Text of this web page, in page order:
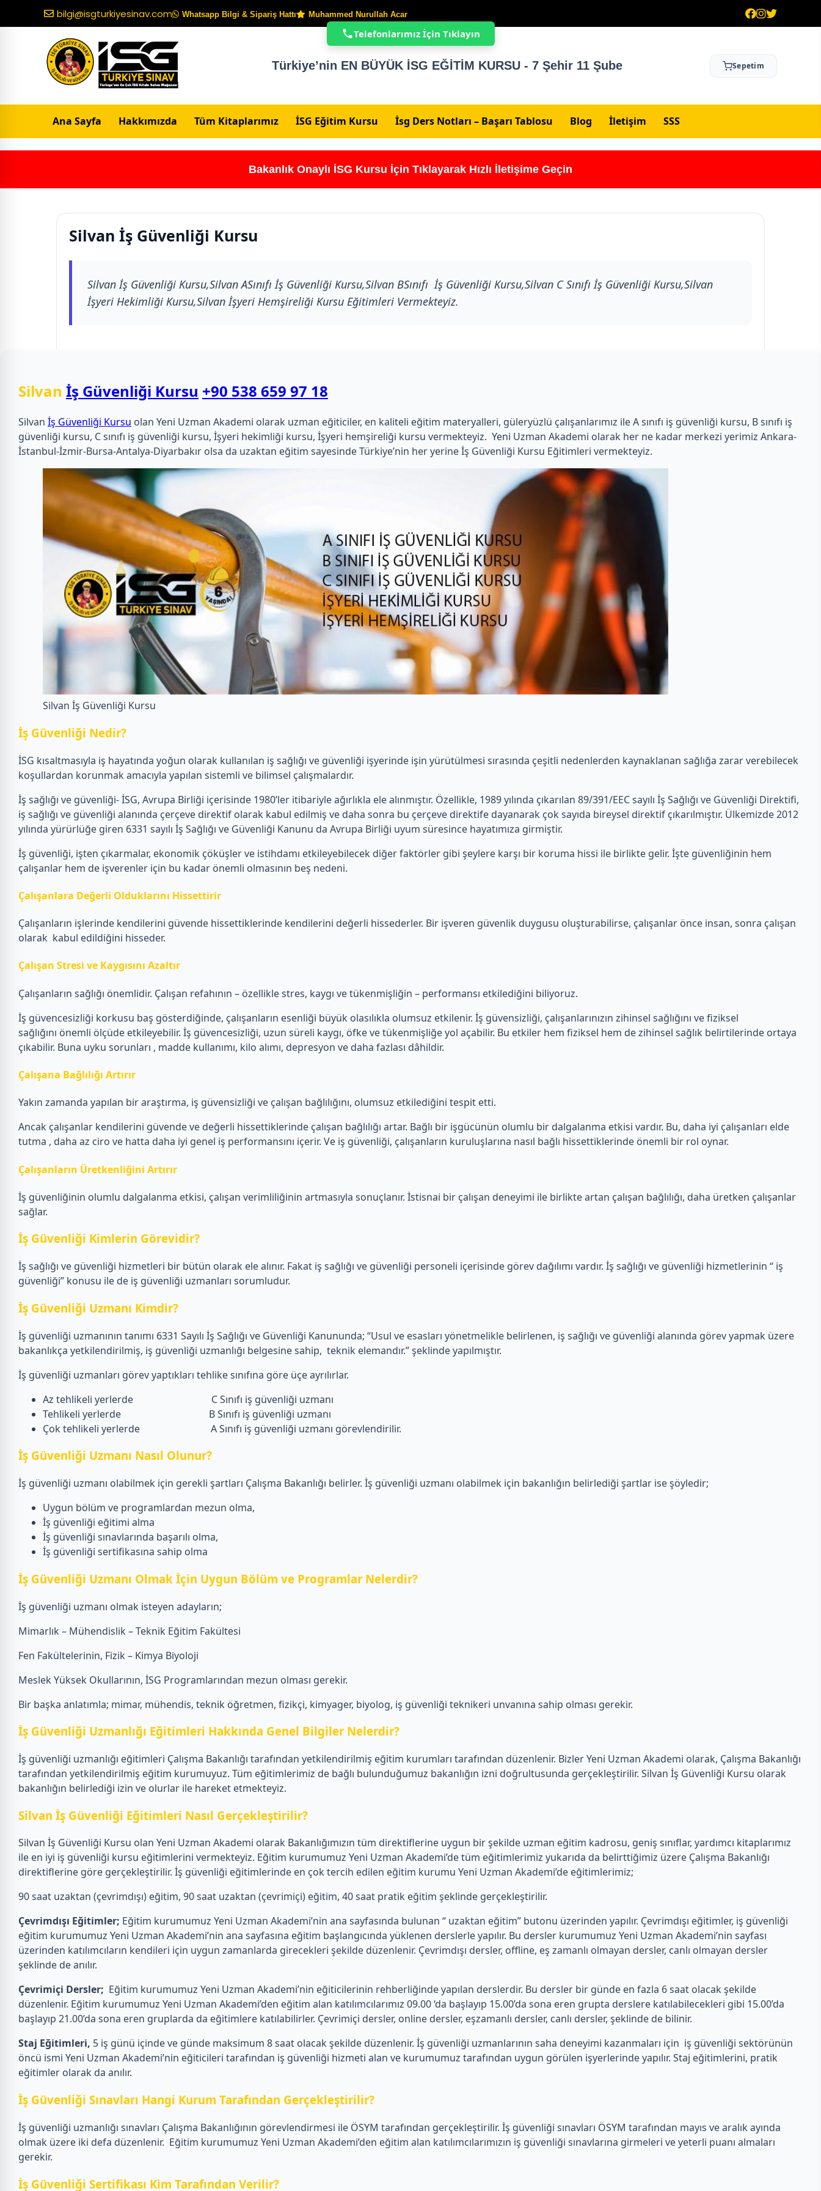
bilgi@isgturkiyesinav.com Whatsapp Bilgi & Sipariş Hattı Muhammed Nurullah Acar
Türkiye’nin EN BÜYÜK İSG EĞİTİM KURSU - 7 Şehir 11 Şube Sepetim
Ana Sayfa Hakkımızda Tüm Kitaplarımız İSG Eğitim Kursu İsg Ders Notları – Başarı Tablosu Blog İletişim SSS
Bakanlık Onaylı İSG Kursu İçin Tıklayarak Hızlı İletişime Geçin
Silvan İş Güvenliği Kursu
Silvan İş Güvenliği Kursu,Silvan ASınıfı İş Güvenliği Kursu,Silvan BSınıfı İş Güvenliği Kursu,Silvan C Sınıfı İş Güvenliği Kursu,Silvan
İşyeri Hekimliği Kursu,Silvan İşyeri Hemşireliği Kursu Eğitimleri Vermekteyiz.
Silvan İş Güvenliği Kursu +90 538 659 97 18
Silvan İş Güvenliği Kursu olan Yeni Uzman Akademi olarak uzman eğiticiler, en kaliteli eğitim materyalleri, güleryüzlü çalışanlarımız ile A sınıfı iş güvenliği kursu, B sınıfı iş
güvenliği kursu, C sınıfı iş güvenliği kursu, İşyeri hekimliği kursu, İşyeri hemşireliği kursu vermekteyiz. Yeni Uzman Akademi olarak her ne kadar merkezi yerimiz Ankara-
İstanbul-İzmir-Bursa-Antalya-Diyarbakır olsa da uzaktan eğitim sayesinde Türkiye’nin her yerine İş Güvenliği Kursu Eğitimleri vermekteyiz.
Silvan İş Güvenliği Kursu
İş Güvenliği Nedir?
İSG kısaltmasıyla iş hayatında yoğun olarak kullanılan iş sağlığı ve güvenliği işyerinde işin yürütülmesi sırasında çeşitli nedenlerden kaynaklanan sağlığa zarar verebilecek
koşullardan korunmak amacıyla yapılan sistemli ve bilimsel çalışmalardır.
İş sağlığı ve güvenliği- İSG, Avrupa Birliği içerisinde 1980’ler itibariyle ağırlıkla ele alınmıştır. Özellikle, 1989 yılında çıkarılan 89/391/EEC sayılı İş Sağlığı ve Güvenliği Direktifi,
iş sağlığı ve güvenliği alanında çerçeve direktif olarak kabul edilmiş ve daha sonra bu çerçeve direktife dayanarak çok sayıda bireysel direktif çıkarılmıştır. Ülkemizde 2012
yılında yürürlüğe giren 6331 sayılı İş Sağlığı ve Güvenliği Kanunu da Avrupa Birliği uyum süresince hayatımıza girmiştir.
İş güvenliği, işten çıkarmalar, ekonomik çöküşler ve istihdamı etkileyebilecek diğer faktörler gibi şeylere karşı bir koruma hissi ile birlikte gelir. İşte güvenliğinin hem
çalışanlar hem de işverenler için bu kadar önemli olmasının beş nedeni.
Çalışanlara Değerli Olduklarını Hissettirir
Çalışanların işlerinde kendilerini güvende hissettiklerinde kendilerini değerli hissederler. Bir işveren güvenlik duygusu oluşturabilirse, çalışanlar önce insan, sonra çalışan
olarak kabul edildiğini hisseder.
Çalışan Stresi ve Kaygısını Azaltır
Çalışanların sağlığı önemlidir. Çalışan refahının – özellikle stres, kaygı ve tükenmişliğin – performansı etkilediğini biliyoruz.
İş güvencesizliği korkusu baş gösterdiğinde, çalışanların esenliği büyük olasılıkla olumsuz etkilenir. İş güvensizliği, çalışanlarınızın zihinsel sağlığını ve fiziksel
sağlığını önemli ölçüde etkileyebilir. İş güvencesizliği, uzun süreli kaygı, öfke ve tükenmişliğe yol açabilir. Bu etkiler hem fiziksel hem de zihinsel sağlık belirtilerinde ortaya
çıkabilir. Buna uyku sorunları , madde kullanımı, kilo alımı, depresyon ve daha fazlası dâhildir.
Çalışana Bağlılığı Artırır
Yakın zamanda yapılan bir araştırma, iş güvensizliği ve çalışan bağlılığını, olumsuz etkilediğini tespit etti.
Ancak çalışanlar kendilerini güvende ve değerli hissettiklerinde çalışan bağlılığı artar. Bağlı bir işgücünün olumlu bir dalgalanma etkisi vardır. Bu, daha iyi çalışanları elde
tutma , daha az ciro ve hatta daha iyi genel iş performansını içerir. Ve iş güvenliği, çalışanların kuruluşlarına nasıl bağlı hissettiklerinde önemli bir rol oynar.
Çalışanların Üretkenliğini Artırır
İş güvenliğinin olumlu dalgalanma etkisi, çalışan verimliliğinin artmasıyla sonuçlanır. İstisnai bir çalışan deneyimi ile birlikte artan çalışan bağlılığı, daha üretken çalışanlar
sağlar.
İş Güvenliği Kimlerin Görevidir?
İş sağlığı ve güvenliği hizmetleri bir bütün olarak ele alınır. Fakat iş sağlığı ve güvenliği personeli içerisinde görev dağılımı vardır. İş sağlığı ve güvenliği hizmetlerinin “ iş
güvenliği” konusu ile de iş güvenliği uzmanları sorumludur.
İş Güvenliği Uzmanı Kimdir?
İş güvenliği uzmanının tanımı 6331 Sayılı İş Sağlığı ve Güvenliği Kanununda; “Usul ve esasları yönetmelikle belirlenen, iş sağlığı ve güvenliği alanında görev yapmak üzere
bakanlıkça yetkilendirilmiş, iş güvenliği uzmanlığı belgesine sahip, teknik elemandır.” şeklinde yapılmıştır.
İş güvenliği uzmanları görev yaptıkları tehlike sınıfına göre üçe ayrılırlar.
Az tehlikeli yerlerde C Sınıfı iş güvenliği uzmanı
Tehlikeli yerlerde B Sınıfı iş güvenliği uzmanı
Çok tehlikeli yerlerde A Sınıfı iş güvenliği uzmanı görevlendirilir.
İş Güvenliği Uzmanı Nasıl Olunur?
İş güvenliği uzmanı olabilmek için gerekli şartları Çalışma Bakanlığı belirler. İş güvenliği uzmanı olabilmek için bakanlığın belirlediği şartlar ise şöyledir;
Uygun bölüm ve programlardan mezun olma,
İş güvenliği eğitimi alma
İş güvenliği sınavlarında başarılı olma,
İş güvenliği sertifikasına sahip olma
İş Güvenliği Uzmanı Olmak İçin Uygun Bölüm ve Programlar Nelerdir?
İş güvenliği uzmanı olmak isteyen adayların;
Mimarlık – Mühendislik – Teknik Eğitim Fakültesi
Fen Fakültelerinin, Fizik – Kimya Biyoloji
Meslek Yüksek Okullarının, İSG Programlarından mezun olması gerekir.
Bir başka anlatımla; mimar, mühendis, teknik öğretmen, fizikçi, kimyager, biyolog, iş güvenliği teknikeri unvanına sahip olması gerekir.
İş Güvenliği Uzmanlığı Eğitimleri Hakkında Genel Bilgiler Nelerdir?
İş güvenliği uzmanlığı eğitimleri Çalışma Bakanlığı tarafından yetkilendirilmiş eğitim kurumları tarafından düzenlenir. Bizler Yeni Uzman Akademi olarak, Çalışma Bakanlığı
tarafından yetkilendirilmiş eğitim kurumuyuz. Tüm eğitimlerimiz de bağlı bulunduğumuz bakanlığın izni doğrultusunda gerçekleştirilir. Silvan İş Güvenliği Kursu olarak
bakanlığın belirlediği izin ve olurlar ile hareket etmekteyiz.
Silvan İş Güvenliği Eğitimleri Nasıl Gerçekleştirilir?
Silvan İş Güvenliği Kursu olan Yeni Uzman Akademi olarak Bakanlığımızın tüm direktiflerine uygun bir şekilde uzman eğitim kadrosu, geniş sınıflar, yardımcı kitaplarımız
ile en iyi iş güvenliği kursu eğitimlerini vermekteyiz. Eğitim kurumumuz Yeni Uzman Akademi’de tüm eğitimlerimiz yukarıda da belirttiğimiz üzere Çalışma Bakanlığı
direktiflerine göre gerçekleştirilir. İş güvenliği eğitimlerinde en çok tercih edilen eğitim kurumu Yeni Uzman Akademi’de eğitimlerimiz;
90 saat uzaktan (çevrimdışı) eğitim, 90 saat uzaktan (çevrimiçi) eğitim, 40 saat pratik eğitim şeklinde gerçekleştirilir.
Çevrimdışı Eğitimler; Eğitim kurumumuz Yeni Uzman Akademi’nin ana sayfasında bulunan “ uzaktan eğitim” butonu üzerinden yapılır. Çevrimdışı eğitimler, iş güvenliği
eğitim kurumumuz Yeni Uzman Akademi’nin ana sayfasına eğitim başlangıcında yüklenen derslerle yapılır. Bu dersler kurumumuz Yeni Uzman Akademi’nin sayfası
üzerinden katılımcıların kendileri için uygun zamanlarda girecekleri şekilde düzenlenir. Çevrimdışı dersler, offline, eş zamanlı olmayan dersler, canlı olmayan dersler
şeklinde de anılır.
Çevrimiçi Dersler; Eğitim kurumumuz Yeni Uzman Akademi’nin eğiticilerinin rehberliğinde yapılan derslerdir. Bu dersler bir günde en fazla 6 saat olacak şekilde
düzenlenir. Eğitim kurumumuz Yeni Uzman Akademi’den eğitim alan katılımcılarımız 09.00 ‘da başlayıp 15.00’da sona eren grupta derslere katılabilecekleri gibi 15.00’da
başlayıp 21.00’da sona eren gruplarda da eğitimlere katılabilirler. Çevrimiçi dersler, online dersler, eşzamanlı dersler, canlı dersler, şeklinde de bilinir.
Staj Eğitimleri, 5 iş günü içinde ve günde maksimum 8 saat olacak şekilde düzenlenir. İş güvenliği uzmanlarının saha deneyimi kazanmaları için iş güvenliği sektörünün
öncü ismi Yeni Uzman Akademi’nin eğiticileri tarafından iş güvenliği hizmeti alan ve kurumumuz tarafından uygun görülen işyerlerinde yapılır. Staj eğitimlerini, pratik
eğitimler olarak da anılır.
İş Güvenliği Sınavları Hangi Kurum Tarafından Gerçekleştirilir?
İş güvenliği uzmanlığı sınavları Çalışma Bakanlığının görevlendirmesi ile ÖSYM tarafından gerçekleştirilir. İş güvenliği sınavları ÖSYM tarafından mayıs ve aralık ayında
olmak üzere iki defa düzenlenir. Eğitim kurumumuz Yeni Uzman Akademi’den eğitim alan katılımcılarımızın iş güvenliği sınavlarına girmeleri ve yeterli puanı almaları
gerekir.
İş Güvenliği Sertifikası Kim Tarafından Verilir?
Telefonlarımız İçin Tıklayın